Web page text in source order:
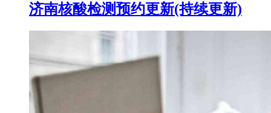
济南核酸检测预约更新(持续更新)